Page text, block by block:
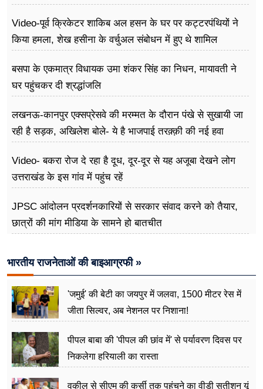
Video-पूर्व क्रिकेटर शाकिब अल हसन के घर पर कट्टरपंथियों ने
किया हमला, शेख हसीना के वर्चुअल संबोधन में हुए थे शामिल
बसपा के एकमात्र विधायक उमा शंकर सिंह का निधन, मायावती ने
घर पहुंचकर दी श्रद्धांजलि
लखनऊ-कानपुर एक्सप्रेसवे की मरम्मत के दौरान पंखे से सुखायी जा
रही है सड़क, अखिलेश बोले- ये है भाजपाई तरक़्क़ी की नई हवा
Video- बकरा रोज दे रहा है दूध, दूर-दूर से यह अजूबा देखने लोग
उत्तराखंड के इस गांव में पहुंच रहें
JPSC आंदोलन प्रदर्शनकारियों से सरकार संवाद करने को तैयार,
छात्रों की मांग मीडिया के सामने हो बातचीत
भारतीय राजनेताओं की बाइआग्रफी »
'जमुई' की बेटी का जयपुर में जलवा, 1500 मीटर रेस में
जीता सिल्वर, अब नेशनल पर निशाना!
पीपल बाबा की 'पीपल की छांव में' से पर्यावरण दिवस पर
निकलेगा हरियाली का रास्ता
वकील से सीएम की कुर्सी तक पहुंचने का वीडी सतीशन यूं